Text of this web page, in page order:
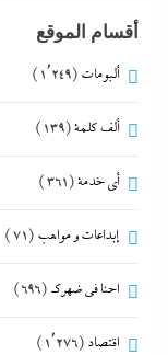
أقسام الموقع
ألبومات (1٬249)
ألف كلمة(139)
أي خدمة(361)
إبداعات و مواهب (71)
احنا في ضهرك (696)
اقتصاد (1٬276)